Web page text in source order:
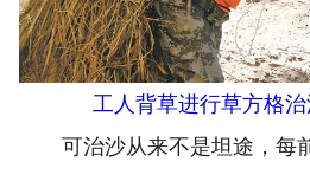
工人背草进行草方格
可治沙从来不是坦途，每